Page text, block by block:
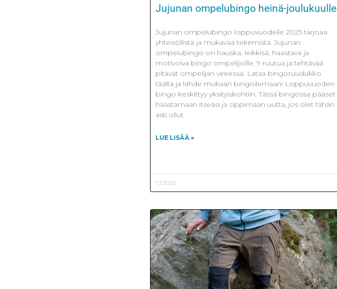
Jujunan ompelubingo heinä-joulukuulle
Jujunan ompelubingo loppuvuodelle 2025 tarjoaa
yhteisöllistä ja mukavaa tekemistä. Jujunan
ompelubingo on hauska, leikkisä, haastava ja
motivoiva bingo ompelijoille. 9 ruutua ja tehtävää
pitävät ompelijan vireessä. Lataa bingoruudukko
täältä ja lähde mukaan bingoilemaan! Loppuvuoden
bingo keskittyy yksityiskohtiin. Tässä bingossa pääset
haastamaan itseäsi ja oppimaan uutta, jos olet tähän
asti ollut
LUE LISÄÄ »
1.7.2025